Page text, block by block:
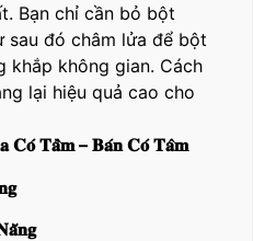
Bạn chỉ cần bỏ bột
sau đó châm lửa để bột
khắp không gian. Cách
lại hiệu quả cao cho
𝐂𝐨́ 𝐓𝐚̂̀𝐦 – 𝐁𝐚́𝐧 𝐂𝐨́ 𝐓𝐚̂𝐦